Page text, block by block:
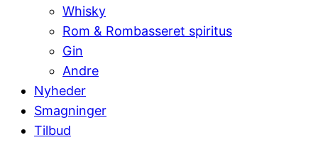
Whisky
Rom & Rombasseret spiritus
Gin
Andre
Nyheder
Smagninger
Tilbud